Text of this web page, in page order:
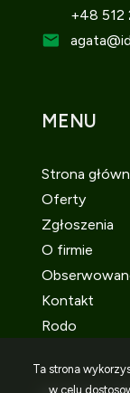
+48 512
agata
MENU
Strona
Oferty
Zgłoszenia
O firmie
Kontakt
Rodo
Ta strona
w celu